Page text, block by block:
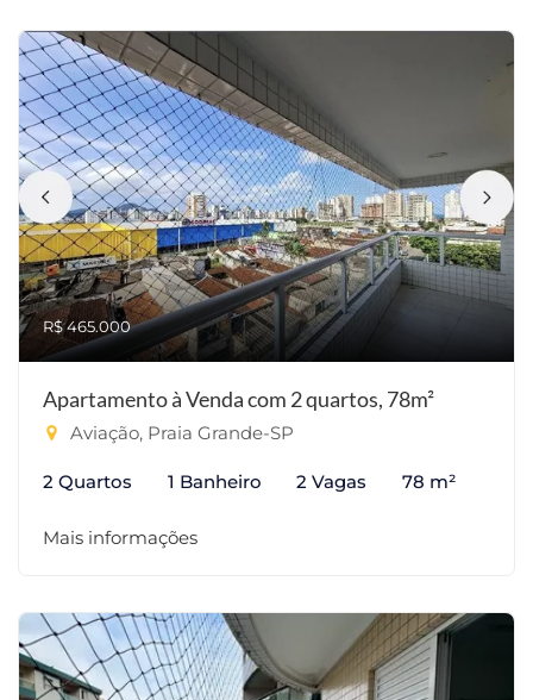
R$ 465.000
Apartamento à Venda com 2 quartos, 78m²
Aviação, Praia Grande-SP
2 Quartos 1 Banheiro 2 Vagas 78 m²
Mais informações